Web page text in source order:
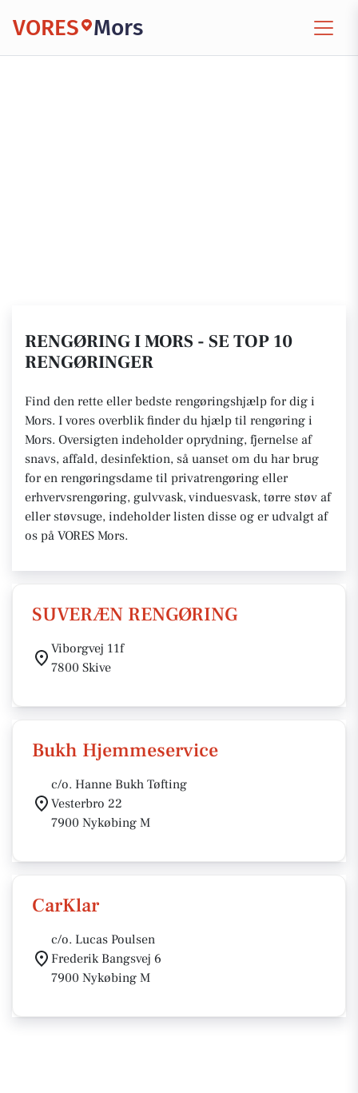
VORES Mors
RENGØRING I MORS - SE TOP 10
RENGØRINGER
Find den rette eller bedste rengøringshjælp for dig i
Mors. I vores overblik finder du hjælp til rengøring i
Mors. Oversigten indeholder oprydning, fjernelse af
snavs, affald, desinfektion, så uanset om du har brug
for en rengøringsdame til privatrengøring eller
erhvervsrengøring, gulvvask, vinduesvask, tørre støv af
eller støvsuge, indeholder listen disse og er udvalgt af
os på VORES Mors.
SUVERÆN RENGØRING
Viborgvej 11f
7800 Skive
Bukh Hjemmeservice
c/o. Hanne Bukh Tøfting
Vesterbro 22
7900 Nykøbing M
CarKlar
c/o. Lucas Poulsen
Frederik Bangsvej 6
7900 Nykøbing M